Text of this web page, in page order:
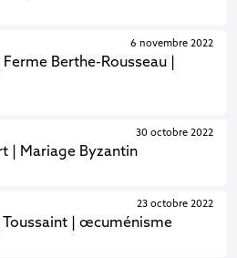
Berthe-Rousseau |
6 novembre 2022
| Mariage Byzantin
30 octobre 2022
Toussaint | œcuménisme
23 octobre 2022